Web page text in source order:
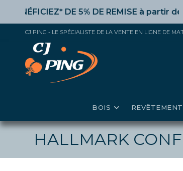
content
DE 5% DE REMISE à partir de 50€
CJ PING - LE SPÉCIALISTE DE LA VENTE EN LIGNE DE
BOIS
HALLMARK